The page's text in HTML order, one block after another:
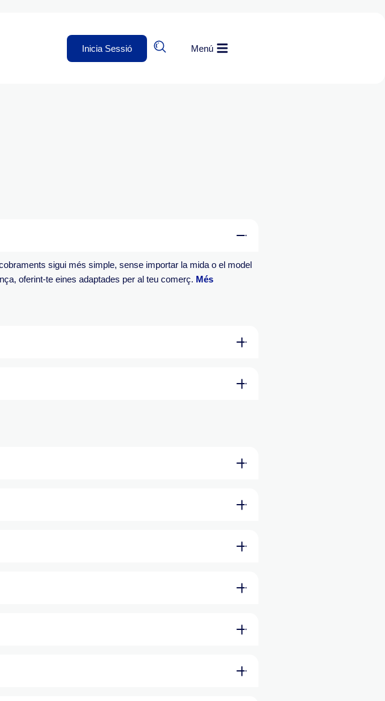
Inicia Sessió Menú
sigui més simple, sense importar la mida o el model
oferint-te eines adaptades per al teu comerç. Més